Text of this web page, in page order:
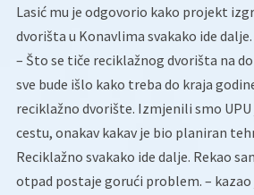
Lasić mu je odgovorio kako projekt
dvorišta u Konavlima svakako ide dalje.
– Što se tiče reciklažnog dvorišta na
sve bude išlo kako treba do kraja
reciklažno dvorište. Izmjenili smo
cestu, onakav kakav je bio planiran
Reciklažno svakako ide dalje. Rekao
otpad postaje gorući problem. – kazao